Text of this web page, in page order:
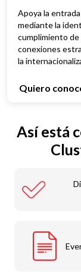
Apoya la
mediante la
cumplimiento
conexiones
la
Quiero
Así está